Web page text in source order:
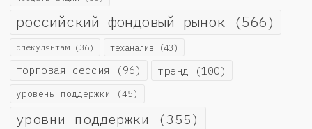
российский фондовый рынок (566)
спекулянтам (36) теханализ (43)
торговая сессия (96) тренд (100)
уровень поддержки (45)
уровни поддержки (355)